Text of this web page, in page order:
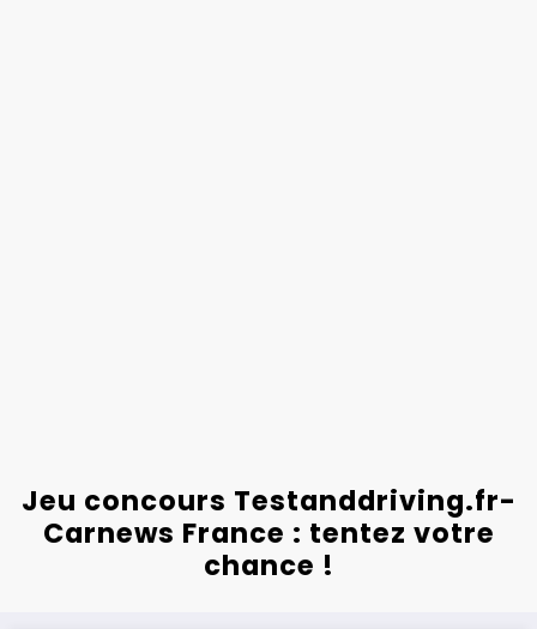
Jeu concours Testanddriving.fr-
Carnews France : tentez votre
chance !